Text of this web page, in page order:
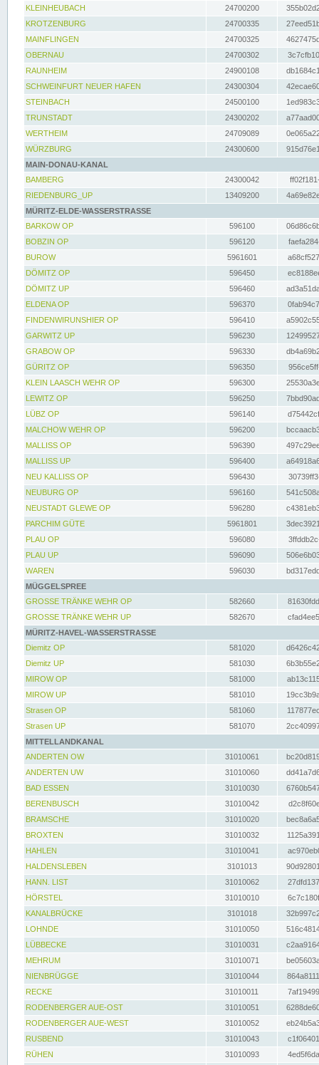
KLEINHEUBACH 24700200
KROTZENBURG
24700335
MAINFLINGEN
24700325
OBERNAU
24700302
RAUNHEIM
24900108
SCHWEINFURT NEUER HAFEN
24300304
STEINBACH
24500100
TRUNSTADT
24300202
WERTHEIM
24709089
WÜRZBURG
24300600
MAIN-DONAU-KANAL
BAMBERG
24300042
RIEDENBURG_UP
13409200
MÜRITZ-ELDE-WASSERSTRASSE
BARKOW OP
596100
BOBZIN OP
596120
BUROW
5961601
DÖMITZ OP
596450
DÖMITZ UP
596460
ELDENA OP
596370
FINDENWIRUNSHIER OP
596410
GARWITZ UP
596230
GRABOW OP
596330
GÜRITZ OP
596350
KLEIN LAASCH WEHR OP
596300
LEWITZ OP
596250
LÜBZ OP
596140
MALCHOW WEHR OP
596200
MALLISS OP
596390
MALLISS UP
596400
NEU KALLISS OP
596430
NEUBURG OP
596160
NEUSTADT GLEWE OP
596280
PARCHIM GÜTE
5961801
PLAU OP
596080
PLAU UP
596090
WAREN
596030
MÜGGELSPREE
GROSSE TRÄNKE WEHR OP
582660
GROSSE TRÄNKE WEHR UP
582670
MÜRITZ-HAVEL-WASSERSTRASSE
Diemitz OP
581020
Diemitz UP
581030
MIROW OP
581000
MIROW UP
581010
Strasen OP
581060
Strasen UP
581070
MITTELLANDKANAL
ANDERTEN OW
31010061
ANDERTEN UW
31010060
BAD ESSEN
31010030
BERENBUSCH
31010042
BRAMSCHE
31010020
BROXTEN
31010032
HAHLEN
31010041
HALDENSLEBEN
3101013
HANN. LIST
31010062
HÖRSTEL
31010010
KANALBRÜCKE
3101018
LOHNDE
31010050
LÜBBECKE
31010031
MEHRUM
31010071
NIENBRÜGGE
31010044
RECKE
31010011
RODENBERGER AUE-OST
31010051
RODENBERGER AUE-WEST
31010052
RUSBEND
31010043
RÜHEN
31010093